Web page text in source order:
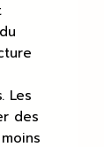
Les
des